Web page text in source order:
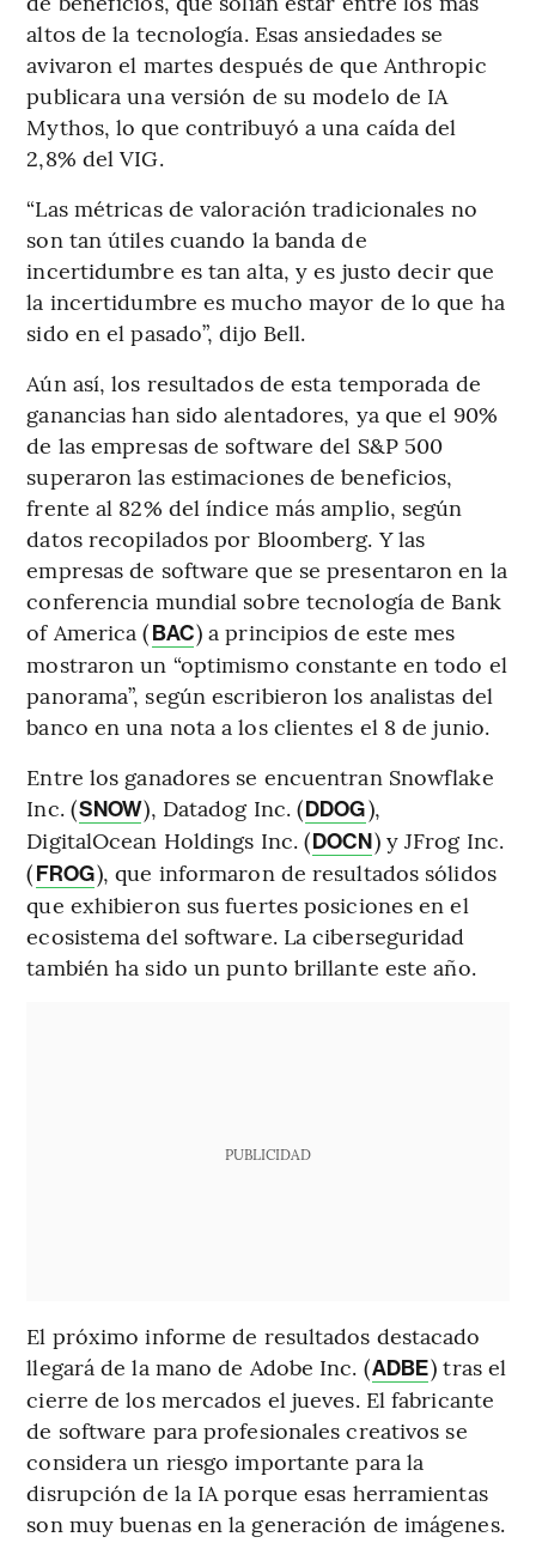
altos de la tecnología. Esas ansiedades se
avivaron el martes después de que Anthropic
publicara una versión de su modelo de IA
Mythos, lo que contribuyó a una caída del
2,8% del VIG.
“Las métricas de valoración tradicionales no
son tan útiles cuando la banda de
incertidumbre es tan alta, y es justo decir que
la incertidumbre es mucho mayor de lo que ha
sido en el pasado”, dijo Bell.
Aún así, los resultados de esta temporada de
ganancias han sido alentadores, ya que el 90%
de las empresas de software del S&P 500
superaron las estimaciones de beneficios,
frente al 82% del índice más amplio, según
datos recopilados por Bloomberg. Y las
empresas de software que se presentaron en la
conferencia mundial sobre tecnología de Bank
of America (BAC) a principios de este mes
mostraron un “optimismo constante en todo el
panorama”, según escribieron los analistas del
banco en una nota a los clientes el 8 de junio.
Entre los ganadores se encuentran Snowflake
Inc. (SNOW), Datadog Inc. (DDOG),
DigitalOcean Holdings Inc. (DOCN) y JFrog Inc.
(FROG), que informaron de resultados sólidos
que exhibieron sus fuertes posiciones en el
ecosistema del software. La ciberseguridad
también ha sido un punto brillante este año.
PUBLICIDAD
El próximo informe de resultados destacado
llegará de la mano de Adobe Inc. (ADBE) tras el
cierre de los mercados el jueves. El fabricante
de software para profesionales creativos se
considera un riesgo importante para la
disrupción de la IA porque esas herramientas
son muy buenas en la generación de imágenes.